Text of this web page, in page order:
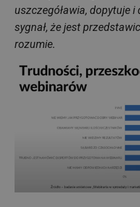
uszczegóławia, dopytuje
sygnał, że jest
rozumie.